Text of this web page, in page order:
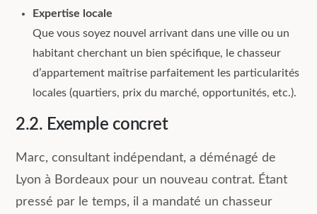
Expertise locale
Que vous soyez nouvel arrivant dans une ville ou un
habitant cherchant un bien spécifique, le chasseur
d’appartement maîtrise parfaitement les particularités
locales (quartiers, prix du marché, opportunités, etc.).
2.2. Exemple concret
Marc, consultant indépendant, a déménagé de
Lyon à Bordeaux pour un nouveau contrat. Étant
pressé par le temps, il a mandaté un chasseur